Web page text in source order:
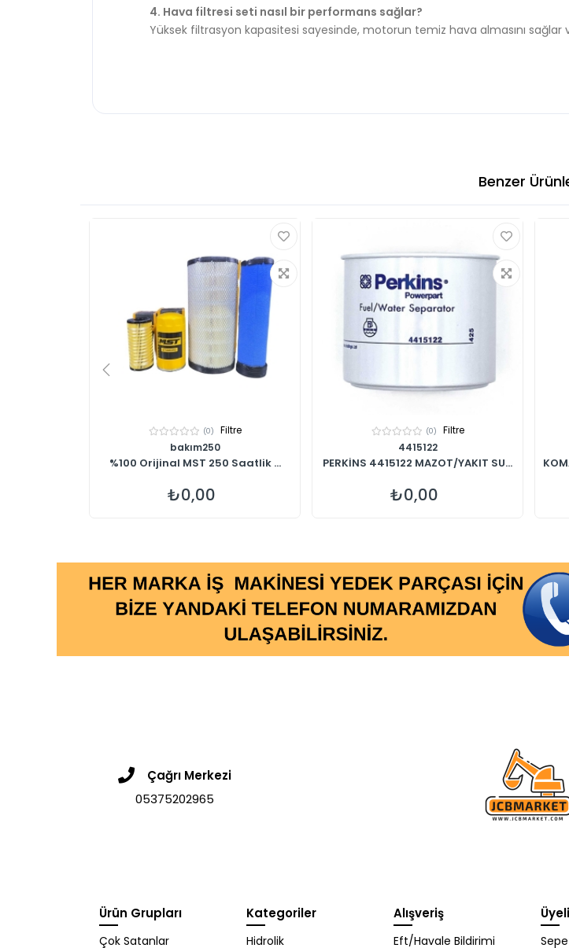
4. Hava filtresi seti nasıl bir performans sağlar?
Yüksek filtrasyon kapasitesi sayesinde, motorun temiz hava almasını
Benzer
(0)
Filtre
bakım250
%100 Orijinal MST 250 Saatlik ...
₺0,00
(0)
Filtre
4415122
PERKİNS 4415122 MAZOT/YAKIT SU...
₺0,00
Çağrı Merkezi
05375202965
Ürün Grupları
Çok Satanlar
Kategoriler
Hidrolik
Alışveriş
Eft/Havale Bildirimi
WhatsApp Destek